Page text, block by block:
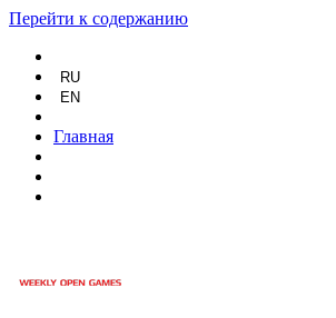
Перейти к содержанию
RU
EN
Главная